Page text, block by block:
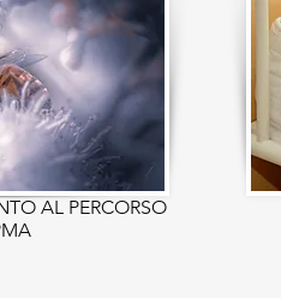
AL PERCORSO